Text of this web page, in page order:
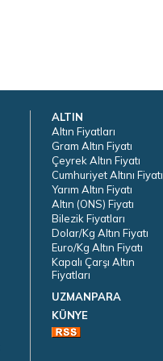
ALTIN
Altın Fiyatları
Gram Altın Fiyatı
Çeyrek Altın Fiyatı
Cumhuriyet Altını Fiyatı
Yarım Altın Fiyatı
Altın (ONS) Fiyatı
Bilezik Fiyatları
Dolar/Kg Altın Fiyatı
Euro/Kg Altın Fiyatı
Kapalı Çarşı Altın
Fiyatları
UZMANPARA
KÜNYE